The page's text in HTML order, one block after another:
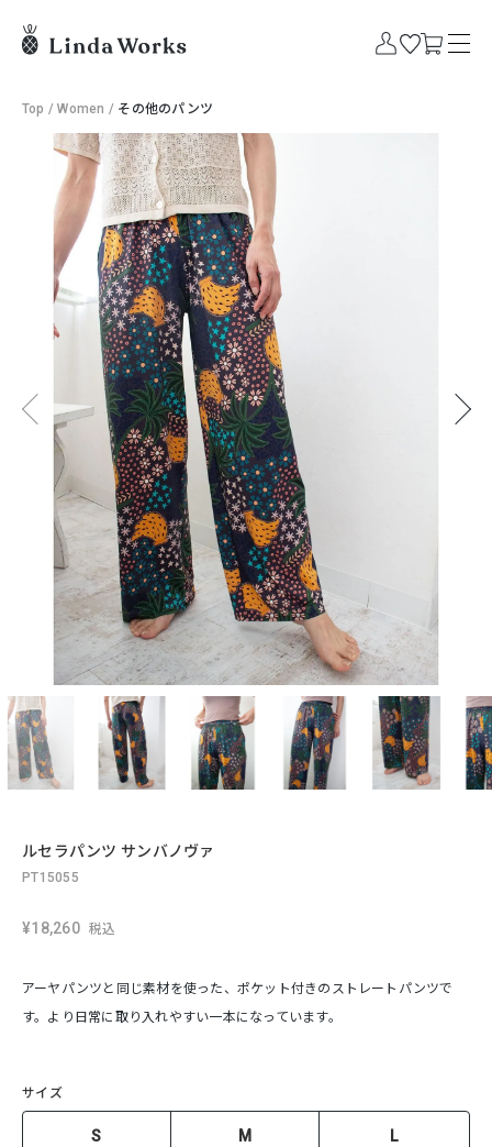
Top /Women / その他のパンツ
ルセラパンツ サンバノヴァ
PT15055
¥18,260 税込
アーヤパンツと同じ素材を使った、ポケット付きのストレートパンツで
す。より日常に取り入れやすい一本になっています。
サイズ
S M L